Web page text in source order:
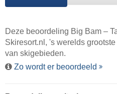
Deze beoordeling Big Bam –
Skiresort.nl , 's werelds
van skigebieden.
Zo wordt er beoordeeld